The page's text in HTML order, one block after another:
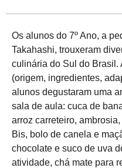
Os alunos do 7º Ano, a
Takahashi, trouxeram
culinária do Sul do Brasil.
(origem, ingredientes,
alunos degustaram uma
sala de aula: cuca de
arroz carreteiro,
Bis, bolo de canela e
chocolate e suco de uva
atividade, chá mate para